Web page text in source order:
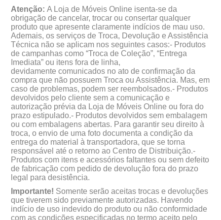
Atenção:A Loja de Móveis Online isenta-se da
obrigação de cancelar, trocar ou consertar qualquer
produto que apresente claramente indícios de mau uso.
Ademais, os serviços de Troca, Devolução e Assistência
Técnica não se aplicam nos seguintes casos:- Produtos
de campanhas como “Troca de Coleção”, “Entrega
Imediata” ou itens fora de linha,
devidamente comunicados no ato de confirmação da
compra que não possuem Troca ou Assistência. Mas, em
caso de problemas, podem ser reembolsados.- Produtos
devolvidos pelo cliente sem a comunicação e
autorização prévia da Loja de Móveis Online ou fora do
prazo estipulado.- Produtos devolvidos sem embalagem
ou com embalagens abertas. Para garantir seu direito à
troca, o envio de uma foto documenta a condição da
entrega do material à transportadora, que se torna
responsável até o retorno ao Centro de Distribuição.-
Produtos com itens e acessórios faltantes ou sem defeito
de fabricação com pedido de devolução fora do prazo
legal para desistência.
Importante! Somente serão aceitas trocas e devoluções
que tiverem sido previamente autorizadas. Havendo
indício de uso indevido do produto ou não conformidade
com as condições especificadas no termo aceito pelo